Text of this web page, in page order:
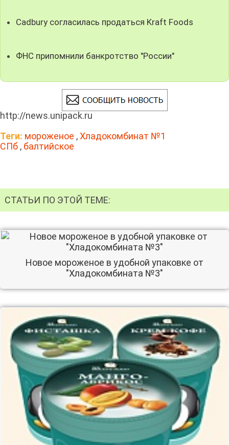
Cadbury согласилась продаться Kraft Foods
ФНС припомнили банкротство "России"
http://news.unipack.ru
Теги: мороженое ,Хладокомбинат №1
СПб , балтийское
СТАТЬИ ПО ЭТОЙ ТЕМЕ:
Новое мороженое в удобной упаковке от
"Хладокомбината №3"